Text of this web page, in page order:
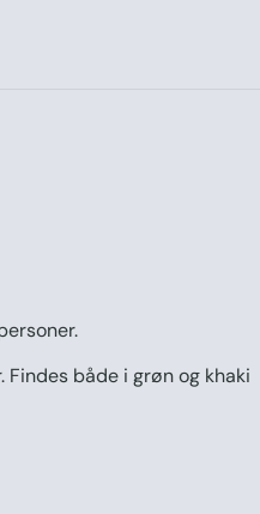
både i grøn og khaki